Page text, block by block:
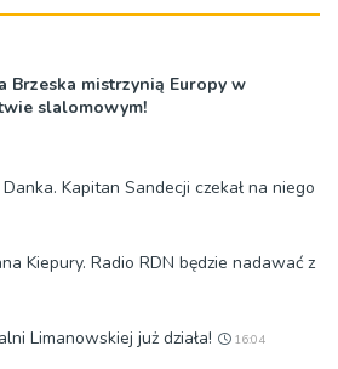
Brzeska mistrzynią Europy w
slalomowym!
Kapitan Sandecji czekał na niego
Kiepury. Radio RDN będzie nadawać z
Limanowskiej już działa! 16:04